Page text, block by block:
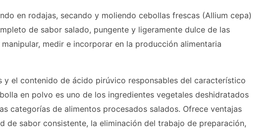
en rodajas, secando y moliendo cebollas frescas (Allium cepa)
de sabor salado, pungente y ligeramente dulce de las
medir e incorporar en la producción alimentaria
el contenido de ácido pirúvico responsables del característico
en polvo es uno de los ingredientes vegetales deshidratados
categorías de alimentos procesados salados. Ofrece ventajas
de sabor consistente, la eliminación del trabajo de preparación,